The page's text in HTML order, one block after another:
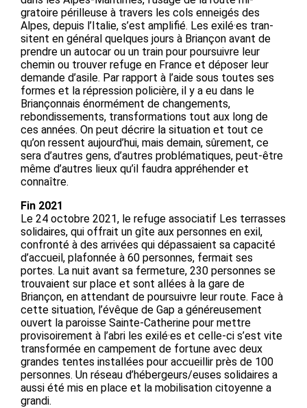
gratoire périlleuse à travers les cols enneigés des
Alpes, depuis l’Italie, s’est amplifié. Les exilé·es tran-
sitent en général quelques jours à Briançon avant de
prendre un autocar ou un train pour poursuivre leur
chemin ou trouver refuge en France et déposer leur
demande d’asile. Par rapport à l’aide sous toutes ses
formes et la répression policière, il y a eu dans le
Briançonnais énormément de changements,
rebondissements, transformations tout aux long de
ces années. On peut décrire la situation et tout ce
qu’on ressent aujourd’hui, mais demain, sûrement, ce
sera d’autres gens, d’autres problématiques, peut-être
même d’autres lieux qu’il faudra appréhender et
connaître.
Fin 2021
Le 24 octobre 2021, le refuge associatif Les terrasses
solidaires, qui offrait un gîte aux personnes en exil,
confronté à des arrivées qui dépassaient sa capacité
d’accueil, plafonnée à 60 personnes, fermait ses
portes. La nuit avant sa fermeture, 230 personnes se
trouvaient sur place et sont allées à la gare de
Briançon, en attendant de poursuivre leur route. Face à
cette situation, l’évêque de Gap a généreusement
ouvert la paroisse Sainte-Catherine pour mettre
provisoirement à l’abri les exilé·es et celle-ci s’est vite
transformée en campement de fortune avec deux
grandes tentes installées pour accueillir près de 100
personnes. Un réseau d’hébergeurs/euses solidaires a
aussi été mis en place et la mobilisation citoyenne a
grandi.